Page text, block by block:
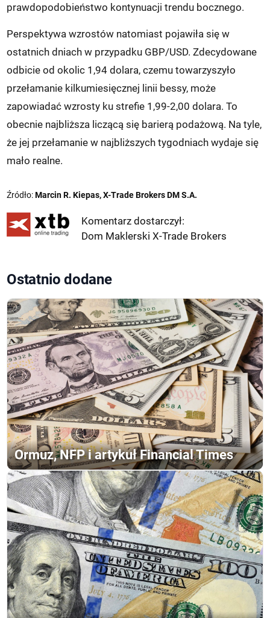
prawdopodobieństwo kontynuacji trendu bocznego.
Perspektywa wzrostów natomiast pojawiła się w
ostatnich dniach w przypadku GBP/USD. Zdecydowane
odbicie od okolic 1,94 dolara, czemu towarzyszyło
przełamanie kilkumiesięcznej linii bessy, może
zapowiadać wzrosty ku strefie 1,99-2,00 dolara. To
obecnie najbliższa liczącą się barierą podażową. Na tyle,
że jej przełamanie w najbliższych tygodniach wydaje się
mało realne.
Źródło:Marcin R. Kiepas, X-Trade Brokers DM S.A.
Komentarz dostarczył:
Dom Maklerski X-Trade Brokers
Ostatnio dodane
Ormuz, NFP i artykuł Financial Times